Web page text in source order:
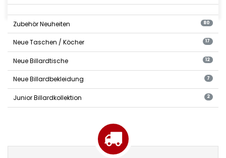
Zubehör Neuheiten 80
Neue Taschen / Köcher 17
Neue Billardtische 12
Neue Billardbekleidung 7
Junior Billardkollektion 2